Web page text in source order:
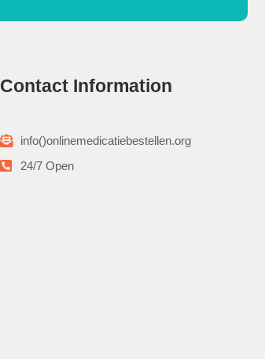
Contact Information
info()onlinemedicatiebestellen.org
24/7 Open